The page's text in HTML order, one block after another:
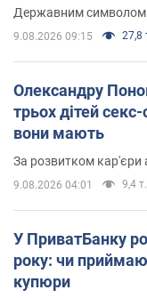
Державним символом
9.08.2026 09:15 27,8
Олександру
трьох дітей
вони мають
За розвитком кар'єри
9.08.2026 04:01 9,4 т.
У ПриватБанку
року: чи
купюри